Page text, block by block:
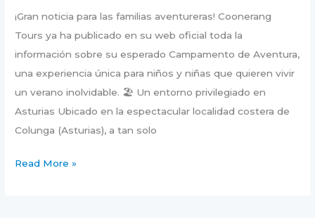
¡Gran noticia para las familias aventureras! Coonerang
Tours ya ha publicado en su web oficial toda la
información sobre su esperado Campamento de Aventura,
una experiencia única para niños y niñas que quieren vivir
un verano inolvidable. 🏖️ Un entorno privilegiado en
Asturias Ubicado en la espectacular localidad costera de
Colunga (Asturias), a tan solo
Read More »